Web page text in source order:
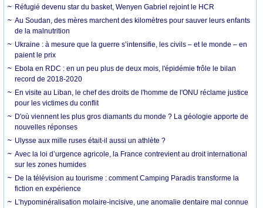
Réfugié devenu star du basket, Wenyen Gabriel rejoint le HCR
Au Soudan, des mères marchent des kilomètres pour sauver leurs enfants
de la malnutrition
Ukraine : à mesure que la guerre s’intensifie, les civils – et le monde – en
paient le prix
Ebola en RDC : en un peu plus de deux mois, l'épidémie frôle le bilan
record de 2018-2020
En visite au Liban, le chef des droits de l'homme de l'ONU réclame justice
pour les victimes du conflit
D'où viennent les plus gros diamants du monde ? La géologie apporte de
nouvelles réponses
Ulysse aux mille ruses était-il aussi un athlète ?
Avec la loi d’urgence agricole, la France contrevient au droit international
sur les zones humides
De la télévision au tourisme : comment Camping Paradis transforme la
fiction en expérience
L’hypominéralisation molaire-incisive, une anomalie dentaire mal connue